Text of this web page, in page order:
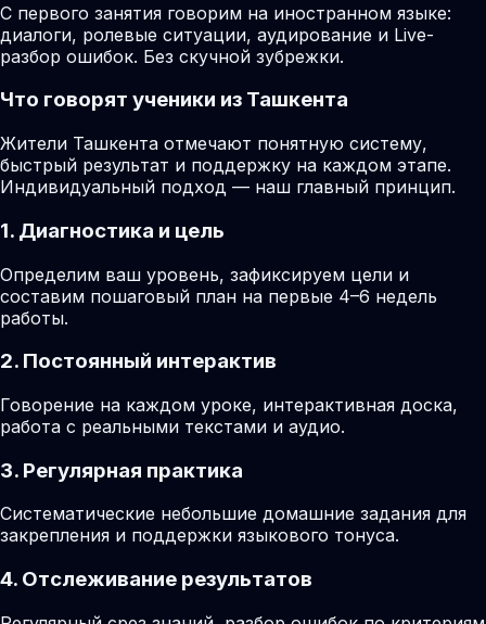
С первого занятия говорим на иностранном языке:
диалоги, ролевые ситуации, аудирование и Live-
разбор ошибок. Без скучной зубрежки.
Что говорят ученики из Ташкента
Жители Ташкента отмечают понятную систему,
быстрый результат и поддержку на каждом этапе.
Индивидуальный подход — наш главный принцип.
1. Диагностика и цель
Определим ваш уровень, зафиксируем цели и
составим пошаговый план на первые 4–6 недель
работы.
2. Постоянный интерактив
Говорение на каждом уроке, интерактивная доска,
работа с реальными текстами и аудио.
3. Регулярная практика
Систематические небольшие домашние задания для
закрепления и поддержки языкового тонуса.
4. Отслеживание результатов